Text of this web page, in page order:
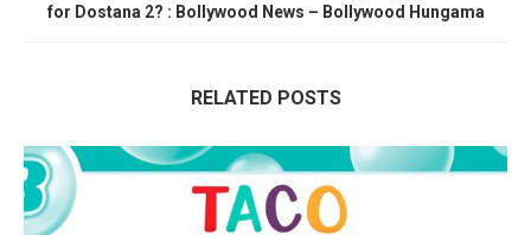
for Dostana 2? : Bollywood News – Bollywood Hungama
RELATED POSTS